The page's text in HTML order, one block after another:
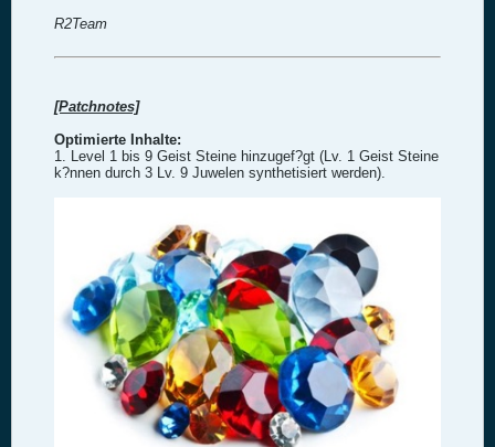
R2Team
[Patchnotes]
Optimierte Inhalte:
1. Level 1 bis 9 Geist Steine hinzugef?gt (Lv. 1 Geist Steine
k?nnen durch 3 Lv. 9 Juwelen synthetisiert werden).